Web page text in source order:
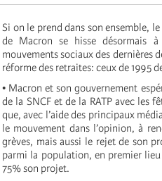
Si on le prend dans son ensemble,
de Macron se hisse désormais
mouvements sociaux des dernières
réforme des retraites: ceux de 1995
• Macron et son gouvernement
de la SNCF et de la RATP avec les
que, avec l’aide des principaux
le mouvement dans l’opinion, à
grèves, mais aussi le rejet de son
parmi la population, en premier lieu
75% son projet.